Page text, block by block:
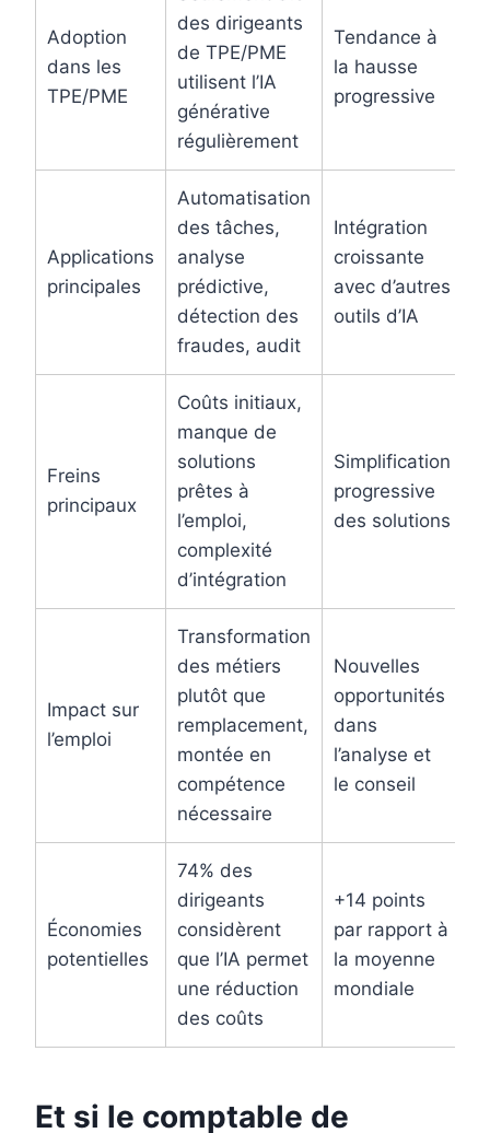
Adoption
dans les
TPE/PME
des dirigeants
de TPE/PME
utilisent l’IA
générative
régulièrement
Tendance à
la hausse
progressive
Applications
principales
Automatisation
des tâches,
analyse
prédictive,
détection des
fraudes, audit
Intégration
croissante
avec d’autres
outils d’IA
Freins
principaux
Coûts initiaux,
manque de
solutions
prêtes à
l’emploi,
complexité
d’intégration
Simplification
progressive
des solutions
Impact sur
l’emploi
Transformation
des métiers
plutôt que
remplacement,
montée en
compétence
nécessaire
Nouvelles
opportunités
dans
l’analyse et
le conseil
Économies
potentielles
74% des
dirigeants
considèrent
que l’IA permet
une réduction
des coûts
+14 points
par rapport à
la moyenne
mondiale
Et si le comptable de